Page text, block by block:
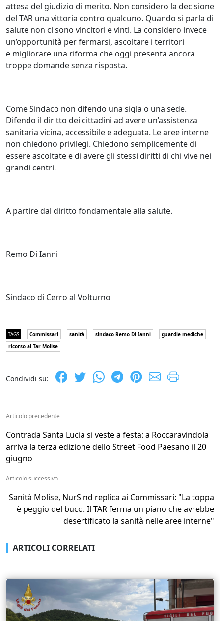
attesa del giudizio di merito. Non considero la decisione
del TAR una vittoria contro qualcuno. Quando si parla di
salute non ci sono vincitori e vinti. La considero invece
un’opportunità per fermarsi, ascoltare i territori
e migliorare una riforma che oggi presenta ancora
troppe domande senza risposta.
Come Sindaco non difendo una sigla o una sede.
Difendo il diritto dei cittadini ad avere un’assistenza
sanitaria vicina, accessibile e adeguata. Le aree interne
non chiedono privilegi. Chiedono semplicemente di
essere ascoltate e di avere gli stessi diritti di chi vive nei
grandi centri.
A partire dal diritto fondamentale alla salute.
Remo Di Ianni
Sindaco di Cerro al Volturno
TAGS Commissari sanità sindaco Remo Di Ianni
guardie mediche
ricorso al Tar Molise
Condividi su:
Articolo precedente
Contrada Santa Lucia si veste a festa: a Roccaravindola
arriva la terza edizione dello Street Food Paesano il 20
giugno
Articolo successivo
Sanità Molise, NurSind replica ai Commissari: "La toppa
è peggio del buco. Il TAR ferma un piano che avrebbe
desertificato la sanità nelle aree interne"
ARTICOLI CORRELATI